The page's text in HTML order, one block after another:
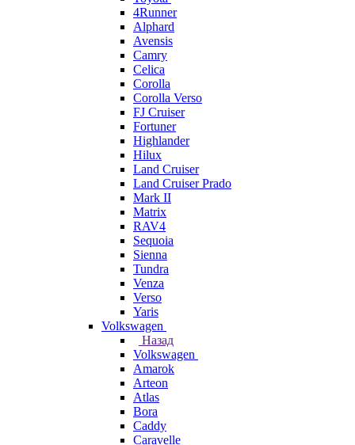
4Runner
Alphard
Avensis
Camry
Celica
Corolla
Corolla Verso
FJ Cruiser
Fortuner
Highlander
Hilux
Land Cruiser
Land Cruiser Prado
Mark II
Matrix
RAV4
Sequoia
Sienna
Tundra
Venza
Verso
Yaris
Volkswagen
Назад
Volkswagen
Amarok
Arteon
Atlas
Bora
Caddy
Caravelle